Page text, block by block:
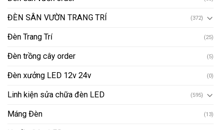
ĐÈN SÂN VƯỜN TRANG TRÍ (372)
Đèn Trang Trí (25)
Đèn trồng cây order (5)
Đèn xưởng LED 12v 24v (0)
Linh kiện sửa chữa đèn LED (595)
Máng Đèn (13)